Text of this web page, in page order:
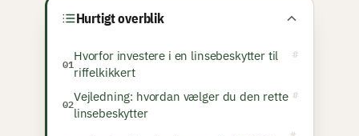
Hurtigt overblik
Hvorfor investere i en linsebeskytter til
riffelkikkert
Vejledning: hvordan vælger du den rette
linsebeskytter